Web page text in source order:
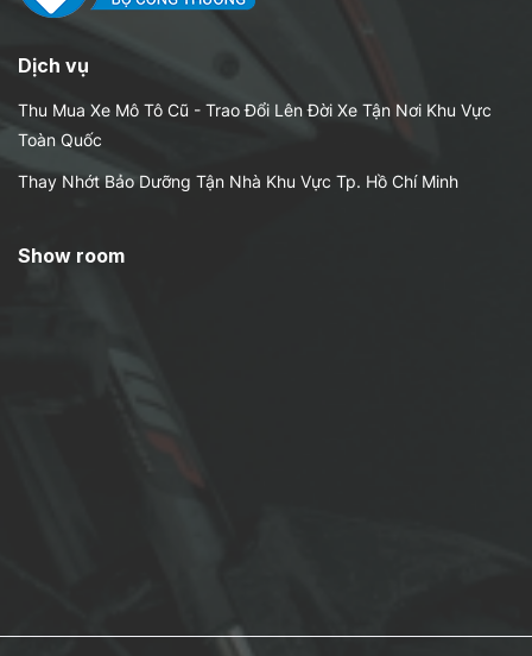
Dịch vụ
Thu Mua Xe Mô Tô Cũ - Trao Đổi Lên Đời Xe Tận Nơi Khu Vực
Toàn Quốc
Thay Nhớt Bảo Dưỡng Tận Nhà Khu Vực Tp. Hồ Chí Minh
Show room